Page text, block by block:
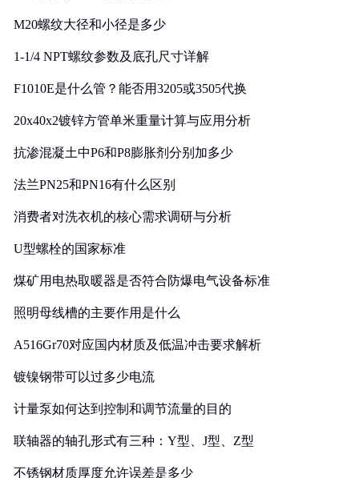
M20螺纹大径和小径是多少
1-1/4 NPT螺纹参数及底孔尺寸详解
F1010E是什么管？能否用3205或3505代换
20x40x2镀锌方管单米重量计算与应用分析
抗渗混凝土中P6和P8膨胀剂分别加多少
法兰PN25和PN16有什么区别
消费者对洗衣机的核心需求调研与分析
U型螺栓的国家标准
煤矿用电热取暖器是否符合防爆电气设备标准
照明母线槽的主要作用是什么
A516Gr70对应国内材质及低温冲击要求解析
镀镍钢带可以过多少电流
计量泵如何达到控制和调节流量的目的
联轴器的轴孔形式有三种：Y型、J型、Z型
不锈钢材质厚度允许误差是多少